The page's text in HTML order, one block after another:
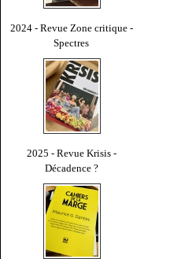
2024 - Revue Zone critique -
Spectres
2025 - Revue Krisis -
Décadence ?